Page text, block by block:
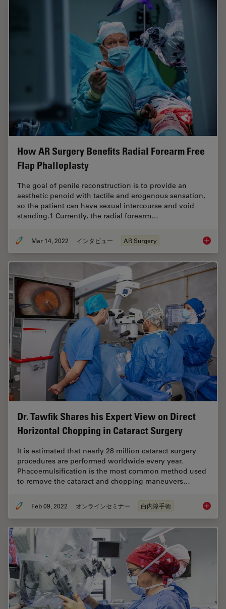
How AR Surgery Benefits Radial Forearm Free
Flap Phalloplasty
The goal of penile reconstruction is to provide an
aesthetic penoid with tactile and erogenous sensation,
so the patient can have sexual intercourse and void
standing.1 Currently, the radial forearm…
Mar 14, 2022 インタビュー AR Surgery How
Dr. Tawfik Shares his Expert View on Direct
Horizontal Chopping in Cataract Surgery
It is estimated that nearly 28 million cataract surgery
procedures are performed worldwide every year.
Phacoemulsification is the most common method used
to remove the cataract and chopping maneuvers…
Feb 09, 2022 オンラインセミナー 白内障手術 Dr.